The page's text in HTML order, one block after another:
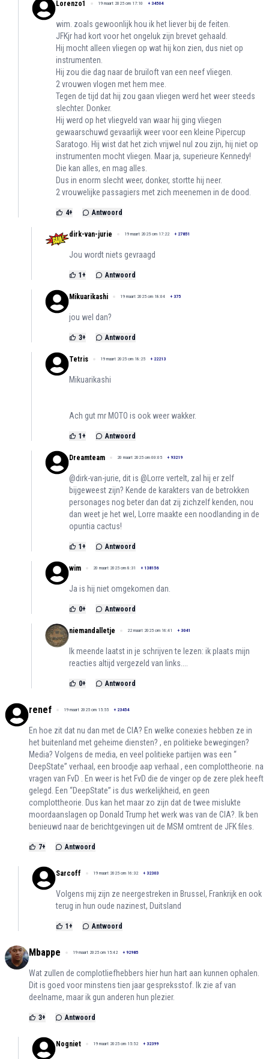
Lorenzo1 19 maart 2025 om 17:10 + 34504
wim. zoals gewoonlijk hou ik het liever bij de feiten.
JFKjr had kort voor het ongeluk zijn brevet gehaald.
Hij mocht alleen vliegen op wat hij kon zien, dus niet op
instrumenten.
Hij zou die dag naar de bruiloft van een neef vliegen.
2 vrouwen vlogen met hem mee.
Tegen de tijd dat hij zou gaan vliegen werd het weer steeds
slechter. Donker.
Hij werd op het vliegveld van waar hij ging vliegen
gewaarschuwd gevaarlijk weer voor een kleine Pipercup
Saratogo. Hij wist dat het zich vrijwel nul zou zijn, hij niet op
instrumenten mocht vliegen. Maar ja, superieure Kennedy!
Die kan alles, en mag alles.
Dus in enorm slecht weer, donker, stortte hij neer.
2 vrouwelijke passagiers met zich meenemen in de dood.
4+ Antwoord
dirk-van-jurie 19 maart 2025 om 17:22 + 27851
Jou wordt niets gevraagd
1 + Antwoord
Mikuarikashi 19 maart 2025 om 18:04 + 375
jou wel dan?
3+ Antwoord
Tetris 19 maart 2025 om 18:25 + 22213
Mikuarikashi
Ach gut mr MOTO is ook weer wakker.
1 + Antwoord
Dreamteam 20 maart 2025 om 00:05 + 93219
@dirk-van-jurie, dit is @Lorre vertelt, zal hij er zelf
bijgeweest zijn? Kende de karakters van de betrokken
personages nog beter dan dat zij zichzelf kenden, nou
dan weet je het wel, Lorre maakte een noodlanding in de
opuntia cactus!
1 + Antwoord
wim 20 maart 2025 om 8:31 + 138156
Ja is hij niet omgekomen dan.
0+ Antwoord
niemandalletje 22 maart 2025 om 16:41 + 3041
Ik meende laatst in je schrijven te lezen: ik plaats mijn
reacties altijd vergezeld van links....
0+ Antwoord
renef 19 maart 2025 om 15:55 + 23454
En hoe zit dat nu dan met de CIA? En welke conexies hebben ze in
het buitenland met geheime diensten? , en politieke bewegingen?
Media? Volgens de media, en veel politieke partijen was een “
DeepState” verhaal, een broodje aap verhaal , een complottheorie. na
vragen van FvD . En weer is het FvD die de vinger op de zere plek heeft
gelegd. Een “DeepState” is dus werkelijkheid, en geen
complottheorie. Dus kan het maar zo zijn dat de twee mislukte
moordaanslagen op Donald Trump het werk was van de CIA?. Ik ben
benieuwd naar de berichtgevingen uit de MSM omtrent de JFK files.
7+ Antwoord
Sarcoff 19 maart 2025 om 16:32 + 32303
Volgens mij zijn ze neergestreken in Brussel, Frankrijk en ook
terug in hun oude nazinest, Duitsland
1 + Antwoord
Mbappe 19 maart 2025 om 15:42 + 92985
Wat zullen de complotliefhebbers hier hun hart aan kunnen ophalen.
Dit is goed voor minstens tien jaar gespreksstof. Ik zie af van
deelname, maar ik gun anderen hun plezier.
3+ Antwoord
Nogniet 19 maart 2025 om 15:52 + 32399